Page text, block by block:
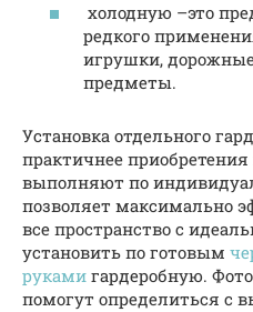
холодную –это
редкого
игрушки,
предметы.
Установка отдельного
практичнее
выполняют по
позволяет максимально
все пространство с
установить по готовым
руками гардеробную.
помогут определиться с